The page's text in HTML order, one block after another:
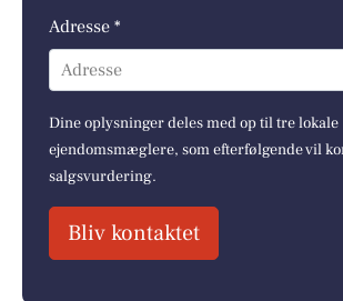
Adresse *
Adresse
Dine oplysninger deles med op til tre lokale
ejendomsmæglere, som efterfølgende vil
salgsvurdering.
Bliv kontaktet